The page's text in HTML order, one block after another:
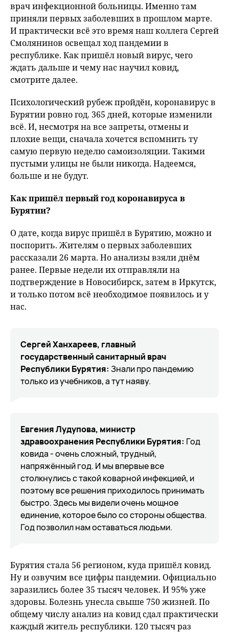
врач инфекционной больницы. Именно там
приняли первых заболевших в прошлом марте.
И практически всё это время наш коллега Сергей
Смолянинов освещал ход пандемии в
республике. Как пришёл новый вирус, чего
ждать дальше и чему нас научил ковид,
смотрите далее.
Психологический рубеж пройдён, коронавирус в
Бурятии ровно год. 365 дней, которые изменили
всё. И, несмотря на все запреты, отмены и
плохие вещи, сначала хочется вспомнить ту
самую первую неделю самоизоляции. Такими
пустыми улицы не были никогда. Надеемся,
больше и не будут.
Как пришёл первый год коронавируса в
Бурятии?
О дате, когда вирус пришёл в Бурятию, можно и
поспорить. Жителям о первых заболевших
рассказали 26 марта. Но анализы взяли днём
ранее. Первые недели их отправляли на
подтверждение в Новосибирск, затем в Иркутск,
и только потом всё необходимое появилось и у
нас.
Сергей Ханхареев, главный
государственный санитарный врач
Республики Бурятия: Знали про пандемию
только из учебников, а тут наяву.
Евгения Лудупова, министр
здравоохранения Республики Бурятия: Год
ковида - очень сложный, трудный,
напряжённый год. И мы впервые все
столкнулись с такой коварной инфекцией, и
поэтому все решения приходилось принимать
быстро. Здесь мы видели очень мощное
единение, которое было со стороны общества.
Год позволил нам оставаться людьми.
Бурятия стала 56 регионом, куда пришёл ковид.
Ну и озвучим все цифры пандемии. Официально
заразились более 35 тысяч человек. И 95% уже
здоровы. Болезнь унесла свыше 750 жизней. По
общему числу анализ на ковид сдал практически
каждый житель республики. 120 тысяч раз